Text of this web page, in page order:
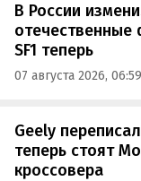
В России
отечественные
SF1 теперь
07 августа 2026, 06:59
Geely
теперь стоят
кроссовера